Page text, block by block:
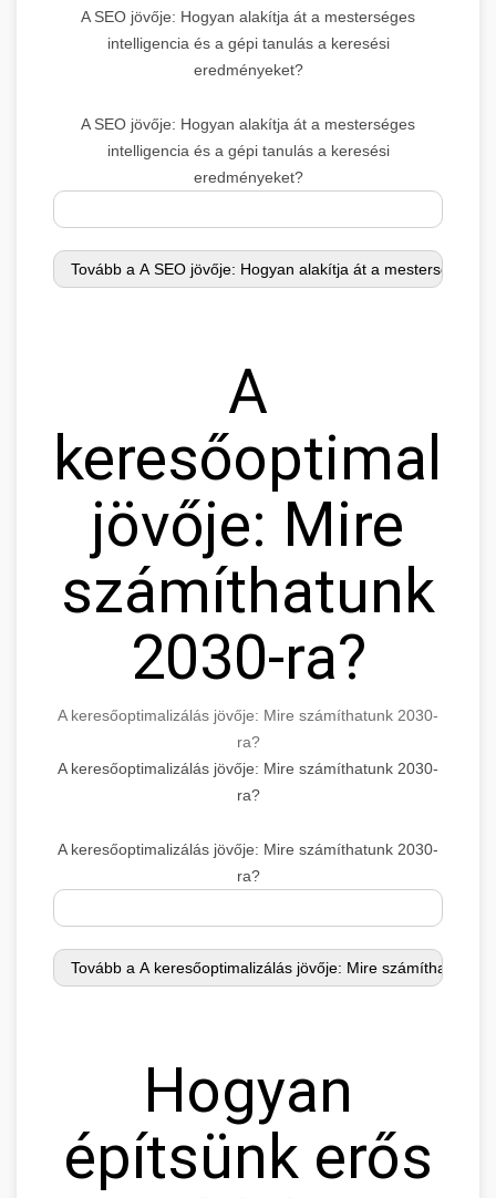
A SEO jövője: Hogyan alakítja át a mesterséges
intelligencia és a gépi tanulás a keresési
eredményeket?
A SEO jövője: Hogyan alakítja át a mesterséges
intelligencia és a gépi tanulás a keresési
eredményeket?
A
jövője: Mire
számíthatunk
2030-ra?
A keresőoptimalizálás jövője: Mire számíthatunk 2030-
ra?
A keresőoptimalizálás jövője: Mire számíthatunk 2030-
ra?
A keresőoptimalizálás jövője: Mire számíthatunk 2030-
ra?
Hogyan
építsünk erős